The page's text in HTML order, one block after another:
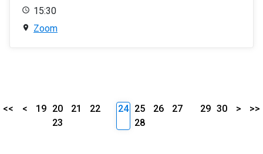
15:30
Zoom
<< < 19 20 21
22
23
24 25 26
27
28
29 30 > >>